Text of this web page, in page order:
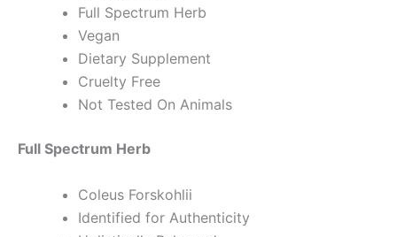
Full Spectrum Herb
Vegan
Dietary Supplement
Cruelty Free
Not Tested On Animals
Full Spectrum Herb
Coleus Forskohlii
Identified for Authenticity